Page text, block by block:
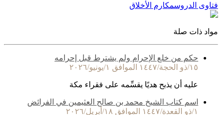
فتاوى الدروسمكارم الأخلاق
مواد ذات صلة
حكم من خلع الإحرام ولم يشترط قبل إحرامه
١٥/ذو الحجة/١٤٤٧ الموافق ١/يونيو/٢٠٢٦
عليه أن يذبح هديًا يقسِّمه على فقراء مكة
اسم كتاب الشيخ محمد بن صالح العثيمين في الفرائض
١/ذو القعدة/١٤٤٧ الموافق ١٨/أبريل/٢٠٢٦